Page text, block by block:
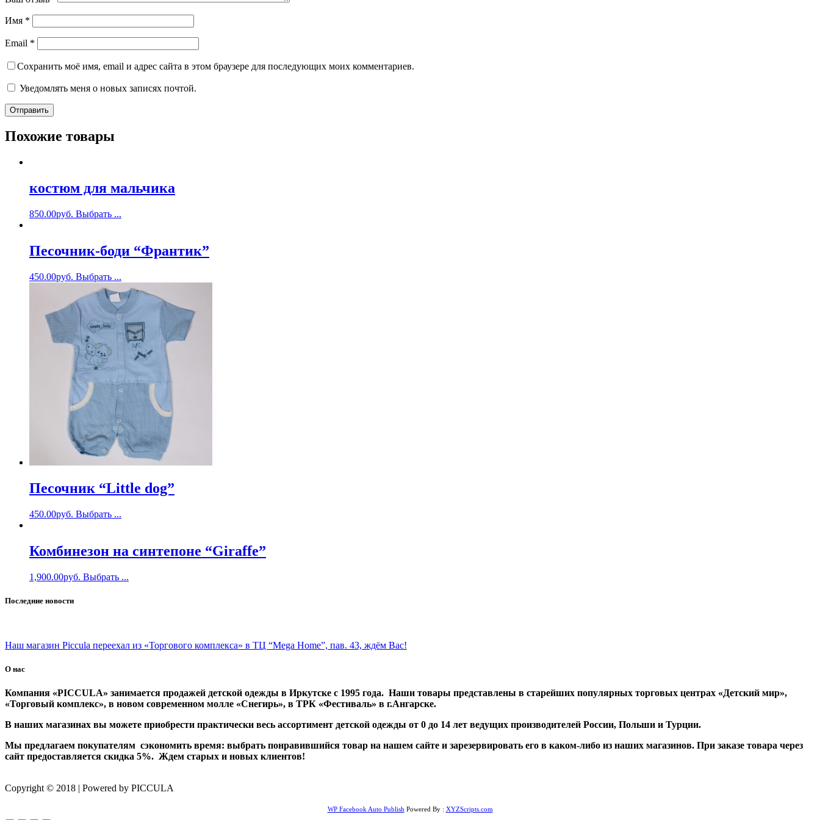
Имя *
Email *
Сохранить моё имя, email и адрес сайта в этом браузере для последующих моих комментариев.
Уведомлять меня о новых записях почтой.
Похожие товары
костюм для мальчика
850.00руб. Выбрать ...
Песочник-боди “Франтик”
450.00руб. Выбрать ...
Песочник “Little dog”
450.00руб. Выбрать ...
Комбинезон на синтепоне “Giraffe”
1,900.00руб. Выбрать ...
Последние новости
Наш магазин Piccula переехал из «Торгового комплекса» в ТЦ “Mega Home”, пав. 43, ждём Вас!
О нас
Компания «PICCULA» занимается продажей детской одежды в Иркутске с 1995 года. Наши товары представлены в старейших популярных торговых центрах «Детский мир»,
«Торговый комплекс», в новом современном молле «Снегирь», в ТРК «Фестиваль» в г.Ангарске.
В наших магазинах вы можете приобрести практически весь ассортимент детской одежды от 0 до 14 лет ведущих производителей России, Польши и Турции.
Мы предлагаем покупателям сэкономить время: выбрать понравившийся товар на нашем сайте и зарезервировать его в каком-либо из наших магазинов. При заказе товара через
сайт предоставляется скидка 5%. Ждем старых и новых клиентов!
Copyright © 2018 | Powered by PICCULA
WP Facebook Auto Publish Powered By : XYZScripts.com